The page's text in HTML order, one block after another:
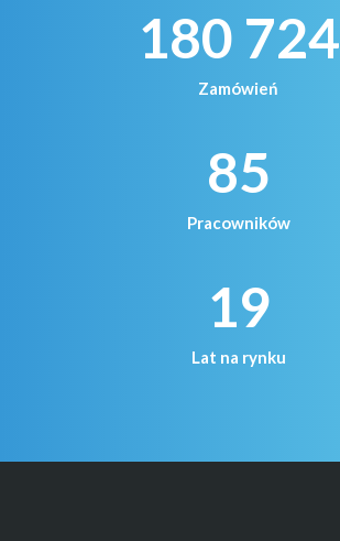
180 724
Zamówień
85
Pracowników
19
Lat na rynku